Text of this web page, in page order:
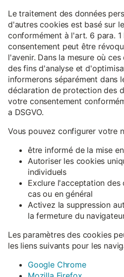
Le traitement des données
d'autres cookies est basé sur
conformément à l'art. 6 para. 1
consentement peut être
l'avenir. Dans la mesure où
des fins d'analyse et
informerons séparément dans
déclaration de protection des
votre consentement
a DSGVO.
Vous pouvez configurer votre
être informé de la mise
Autoriser les cookies
individuels
Exclure l'acceptation
cas ou en général
Activez la suppression
la fermeture du
Les paramètres des cookies
les liens suivants pour les
Google Chrome